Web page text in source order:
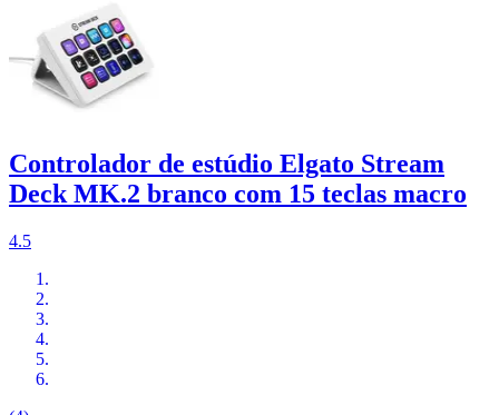
Controlador de estúdio Elgato Stream
Deck MK.2 branco com 15 teclas macro
4.5